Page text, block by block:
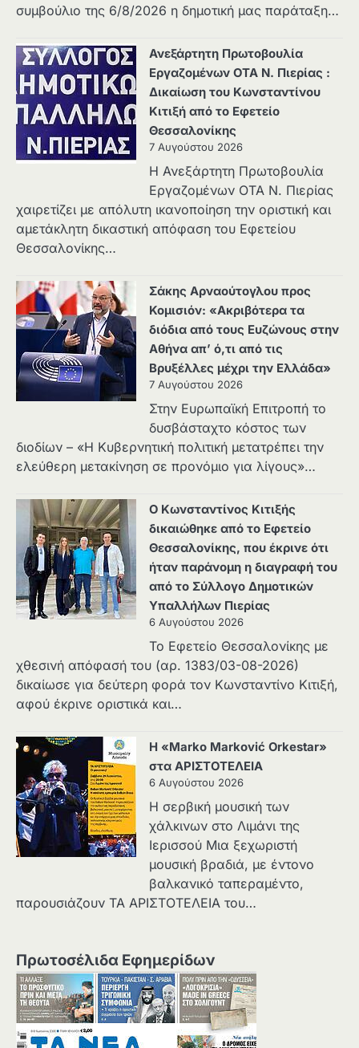
συμβούλιο της 6/8/2026 η δημοτική μας παράταξη…
Ανεξάρτητη Πρωτοβουλία
Εργαζομένων ΟΤΑ Ν. Πιερίας :
Δικαίωση του Κωνσταντίνου
Κιτιξή από το Εφετείο
Θεσσαλονίκης
7 Αυγούστου 2026
Η Ανεξάρτητη Πρωτοβουλία
Εργαζομένων ΟΤΑ Ν. Πιερίας
χαιρετίζει με απόλυτη ικανοποίηση την οριστική και
αμετάκλητη δικαστική απόφαση του Εφετείου
Θεσσαλονίκης…
Σάκης Αρναούτογλου προς
Κομισιόν: «Ακριβότερα τα
διόδια από τους Ευζώνους στην
Αθήνα απ’ ό,τι από τις
Βρυξέλλες μέχρι την Ελλάδα»
7 Αυγούστου 2026
Στην Ευρωπαϊκή Επιτροπή το
δυσβάσταχτο κόστος των
διοδίων – «Η Κυβερνητική πολιτική μετατρέπει την
ελεύθερη μετακίνηση σε προνόμιο για λίγους»…
Ο Κωνσταντίνος Κιτιξής
δικαιώθηκε από το Εφετείο
Θεσσαλονίκης, που έκρινε ότι
ήταν παράνομη η διαγραφή του
από το Σύλλογο Δημοτικών
Υπαλλήλων Πιερίας
6 Αυγούστου 2026
Το Εφετείο Θεσσαλονίκης με
χθεσινή απόφασή του (αρ. 1383/03-08-2026)
δικαίωσε για δεύτερη φορά τον Κωνσταντίνο Κιτιξή,
αφού έκρινε οριστικά και…
Η «Marko Marković Orkestar»
στα ΑΡΙΣΤΟΤΕΛΕΙΑ
6 Αυγούστου 2026
Η σερβική μουσική των
χάλκινων στο Λιμάνι της
Ιερισσού Μια ξεχωριστή
μουσική βραδιά, με έντονο
βαλκανικό ταπεραμέντο,
παρουσιάζουν ΤΑ ΑΡΙΣΤΟΤΕΛΕΙΑ του…
Πρωτοσέλιδα Εφημερίδων